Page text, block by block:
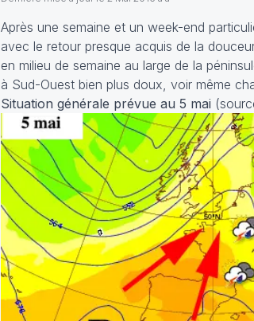
Après une semaine et un week-end
avec le retour presque acquis de la
en milieu de semaine au large de la
à Sud-Ouest bien plus doux, voir même
Situation générale prévue au 5 mai